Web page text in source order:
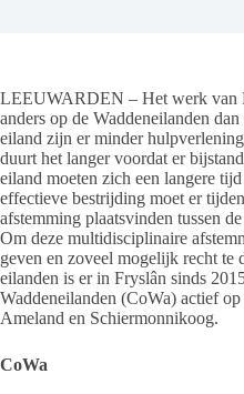
LEEUWARDEN – Het werk van
anders op de Waddeneilanden
eiland zijn er minder
duurt het langer voordat er
eiland moeten zich een langere
effectieve bestrijding moet er
afstemming plaatsvinden tussen
Om deze multidisciplinaire
geven en zoveel mogelijk recht te
eilanden is er in Fryslân sinds
Waddeneilanden (CoWa) actief
Ameland en Schiermonnikoog.
CoWa